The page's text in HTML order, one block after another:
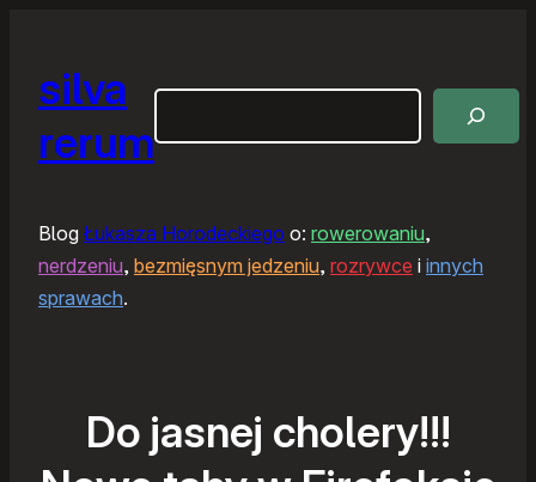
silva
rerum
Blog Łukasza Horodeckiego o: rowerowaniu,
nerdzeniu, bezmięsnym jedzeniu, rozrywce i innych
sprawach.
Do jasnej cholery!!!